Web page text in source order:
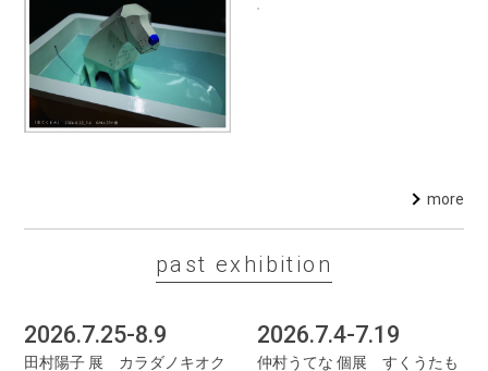
more
past exhibition
2026.7.25-8.9
田村陽子 展 カラダノキオク
2026.7.4-7.19
仲村うてな 個展 すくうたも